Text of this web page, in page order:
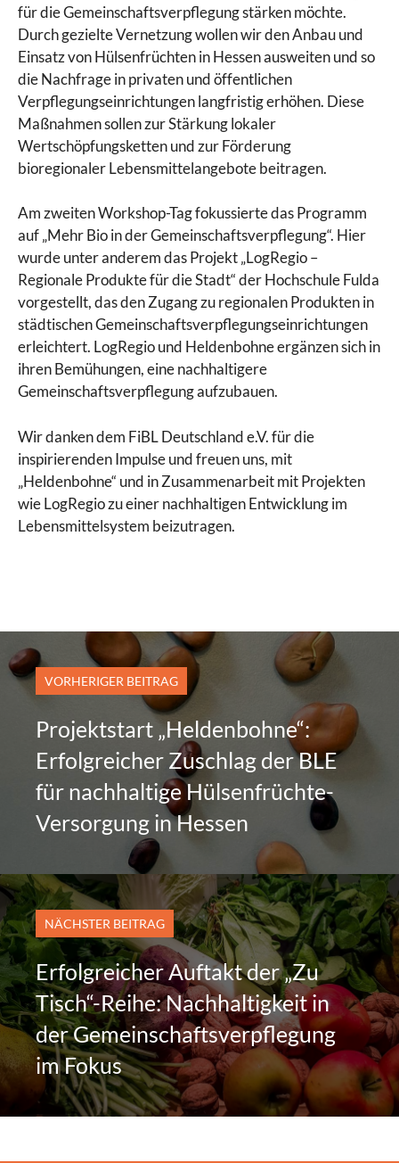
für die Gemeinschaftsverpflegung stärken möchte.
Durch gezielte Vernetzung wollen wir den Anbau und
Einsatz von Hülsenfrüchten in Hessen ausweiten und so
die Nachfrage in privaten und öffentlichen
Verpflegungseinrichtungen langfristig erhöhen. Diese
Maßnahmen sollen zur Stärkung lokaler
Wertschöpfungsketten und zur Förderung
bioregionaler Lebensmittelangebote beitragen.
Am zweiten Workshop-Tag fokussierte das Programm
auf „Mehr Bio in der Gemeinschaftsverpflegung“. Hier
wurde unter anderem das Projekt „LogRegio –
Regionale Produkte für die Stadt“ der Hochschule Fulda
vorgestellt, das den Zugang zu regionalen Produkten in
städtischen Gemeinschaftsverpflegungseinrichtungen
erleichtert. LogRegio und Heldenbohne ergänzen sich in
ihren Bemühungen, eine nachhaltigere
Gemeinschaftsverpflegung aufzubauen.
Wir danken dem FiBL Deutschland e.V. für die
inspirierenden Impulse und freuen uns, mit
„Heldenbohne“ und in Zusammenarbeit mit Projekten
wie LogRegio zu einer nachhaltigen Entwicklung im
Lebensmittelsystem beizutragen.
VORHERIGER BEITRAG
Projektstart „Heldenbohne“:
Erfolgreicher Zuschlag der BLE
für nachhaltige Hülsenfrüchte-
Versorgung in Hessen
NÄCHSTER BEITRAG
Erfolgreicher Auftakt der „Zu
Tisch“-Reihe: Nachhaltigkeit in
der Gemeinschaftsverpflegung
im Fokus